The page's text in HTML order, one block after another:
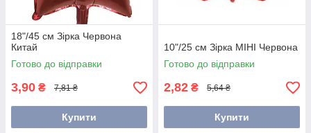
18"/45 см Зірка Червона
Китай
Готово до відправки
3,90 ₴ 7,81 ₴
Купити
10"/25 см Зірка МІНІ Червона
Готово до відправки
2,82 ₴ 5,64 ₴
Купити